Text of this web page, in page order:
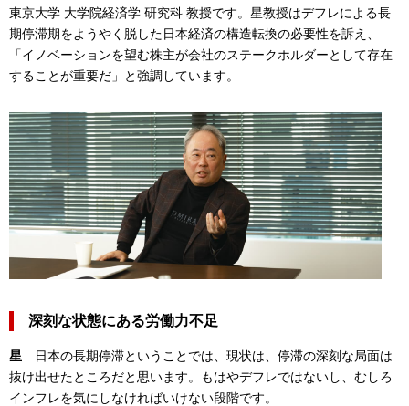
東京大学 大学院経済学 研究科 教授です。星教授はデフレによる長
期停滞期をようやく脱した日本経済の構造転換の必要性を訴え、
「イノベーションを望む株主が会社のステークホルダーとして存在
することが重要だ」と強調しています。
深刻な状態にある労働力不足
星 日本の長期停滞ということでは、現状は、停滞の深刻な局面は
抜け出せたところだと思います。もはやデフレではないし、むしろ
インフレを気にしなければいけない段階です。